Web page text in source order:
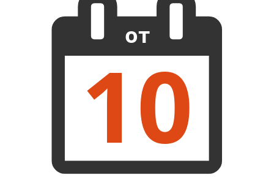
от
10